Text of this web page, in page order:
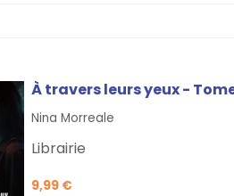
À travers leurs yeux - Tome
Nina Morreale
Librairie
9,99 €